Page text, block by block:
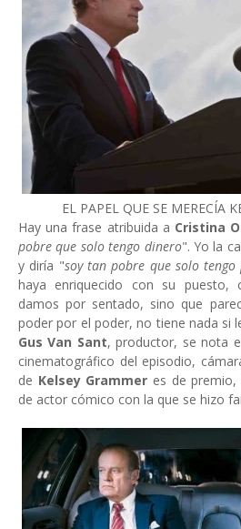
EL PAPEL QUE SE MERECÍA
Hay una frase atribuida a Cristina
pobre que solo tengo dinero". Yo la
y diría "soy tan pobre que solo tengo
haya enriquecido con su puesto,
damos por sentado, sino que
poder por el poder, no tiene nada si
Gus Van Sant, productor, se nota
cinematográfico del episodio,
de Kelsey Grammer es de
de actor cómico con la que se hizo